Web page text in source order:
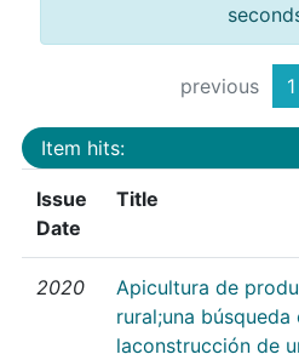
previous 1
Item hits:
Issue
Date
Title
2020
Apicultura de
rural;una búsqueda
laconstrucción de